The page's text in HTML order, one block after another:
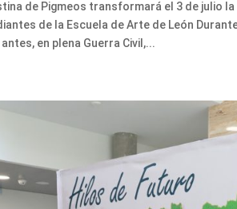
de Pigmeos transformará el 3 de julio
de la Escuela de Arte de León
en plena Guerra Civil,...